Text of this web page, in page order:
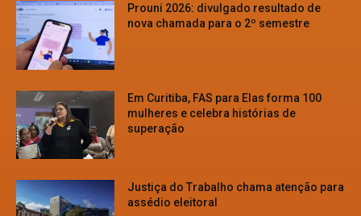
Prouni 2026: divulgado resultado de
nova chamada para o 2º semestre
Em Curitiba, FAS para Elas forma 100
mulheres e celebra histórias de
superação
Justiça do Trabalho chama atenção para
assédio eleitoral